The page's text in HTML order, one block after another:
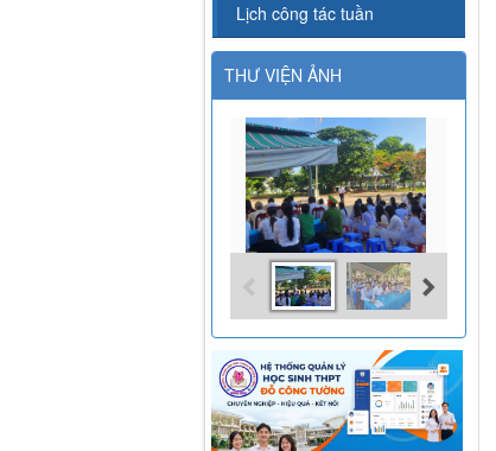
Lịch công tác tuần
THƯ VIỆN ẢNH